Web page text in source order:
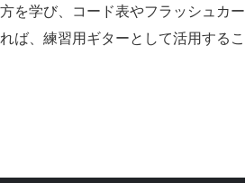
を学び、コード表やフラッシュカー
ば、練習用ギターとして活用するこ